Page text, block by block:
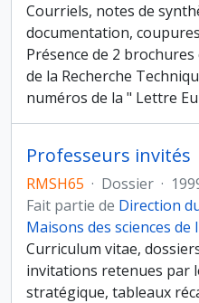
Courriels, notes de
documentation,
Présence de 2
de la Recherche
numéros de la " Lettre
Professeurs invités
RMSH65 · Dossier ·
Fait partie de Direction
Maisons des sciences de
Curriculum vitae,
invitations retenues par
stratégique, tableaux